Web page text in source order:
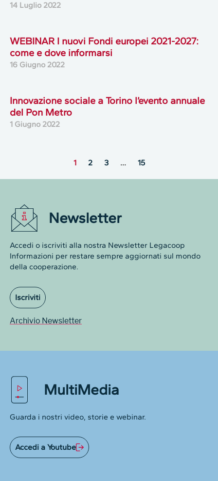
14 Luglio 2022
WEBINAR I nuovi Fondi europei 2021-2027:
come e dove informarsi
16 Giugno 2022
Innovazione sociale a Torino l’evento annuale
del Pon Metro
1 Giugno 2022
1 2 3 … 15
Newsletter
Accedi o iscriviti alla nostra Newsletter Legacoop
Informazioni per restare sempre aggiornati sul mondo
della cooperazione.
Iscriviti
Archivio Newsletter
MultiMedia
Guarda i nostri video, storie e webinar.
Accedi a Youtube